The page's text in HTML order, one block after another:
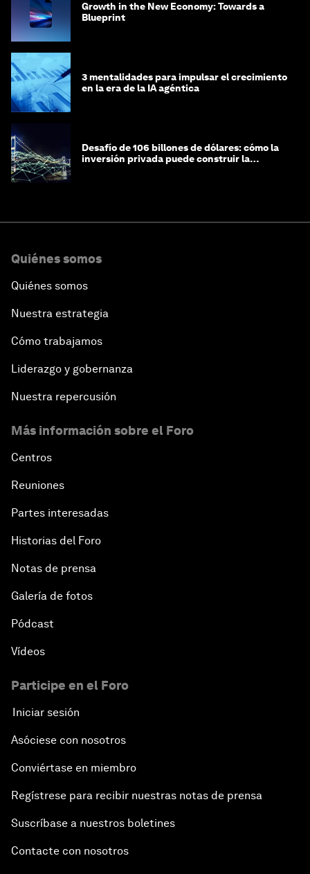
Growth in the New Economy: Towards a
Blueprint
3 mentalidades para impulsar el crecimiento
en la era de la IA agéntica
Desafío de 106 billones de dólares: cómo la
inversión privada puede construir la
Quiénes somos
Quiénes somos
Nuestra estrategia
Cómo trabajamos
Liderazgo y gobernanza
Nuestra repercusión
Más información sobre el Foro
Centros
Reuniones
Partes interesadas
Historias del Foro
Notas de prensa
Galería de fotos
Pódcast
Vídeos
Participe en el Foro
Iniciar sesión
Asóciese con nosotros
Conviértase en miembro
Regístrese para recibir nuestras notas de prensa
Suscríbase a nuestros boletines
Contacte con nosotros